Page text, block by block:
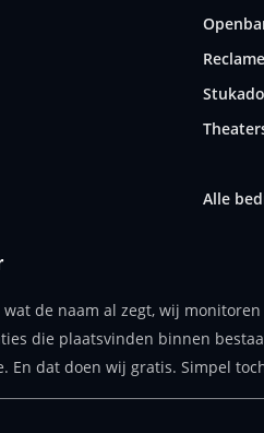
Alle
de naam al zegt, wij
die plaatsvinden binnen
dat doen wij gratis. Simpel